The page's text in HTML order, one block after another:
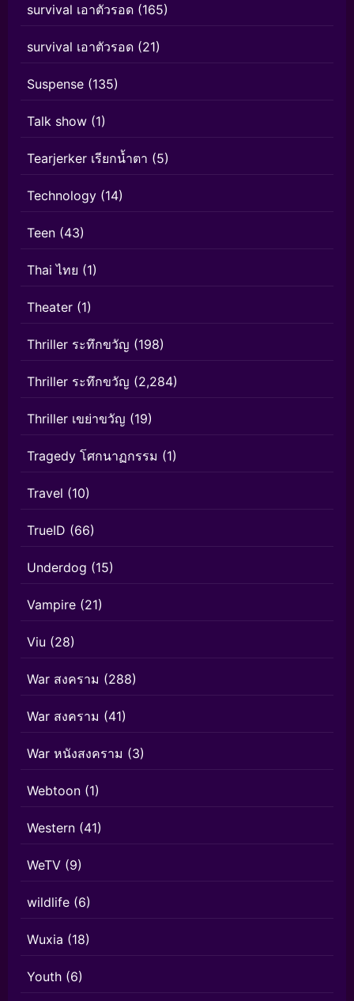
survival เอาตัวรอด (165)
survival เอาตัวรอด (21)
Suspense (135)
Talk show (1)
Tearjerker เรียกน้ำตา (5)
Technology (14)
Teen (43)
Thai ไทย (1)
Theater (1)
Thriller ระทึกขวัญ (198)
Thriller ระทึกขวัญ (2,284)
Thriller เขย่าขวัญ (19)
Tragedy โศกนาฏกรรม (1)
Travel (10)
TrueID (66)
Underdog (15)
Vampire (21)
Viu (28)
War สงคราม (288)
War สงคราม (41)
War หนังสงคราม (3)
Webtoon (1)
Western (41)
WeTV (9)
wildlife (6)
Wuxia (18)
Youth (6)